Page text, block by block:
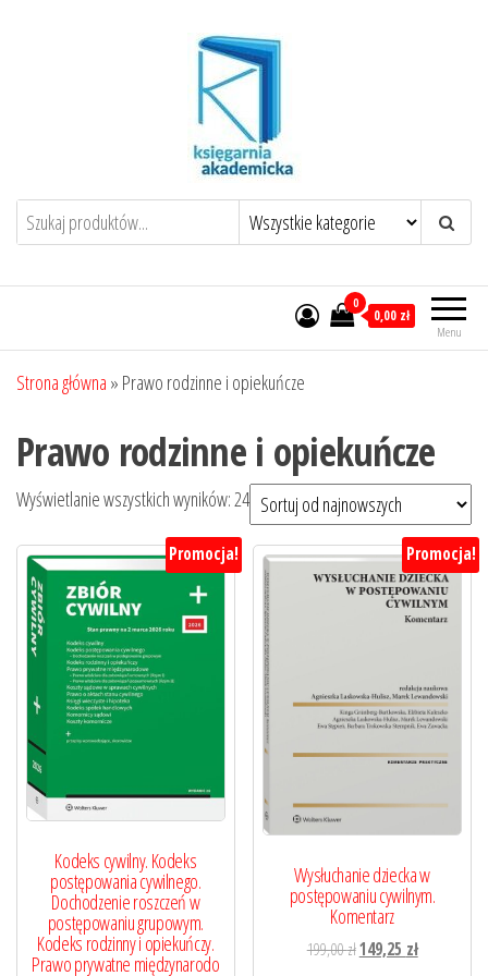
Menu
0
0,00 zł
Strona główna » Prawo rodzinne i opiekuńcze
Prawo rodzinne i opiekuńcze
Wyświetlanie wszystkich wyników: 24Posortowane
według
najnowszych
Promocja!
Kodeks cywilny. Kodeks
postępowania cywilnego.
Dochodzenie roszczeń w
postępowaniu grupowym.
Kodeks rodzinny i opiekuńczy.
Prawo prywatne międzynarodo
Promocja!
Wysłuchanie dziecka w
postępowaniu cywilnym.
Komentarz
199,00złPierwotna
149,25 złAktualna